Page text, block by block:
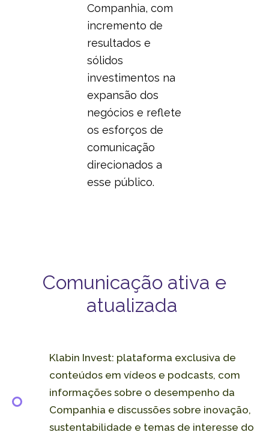
Companhia, com
incremento de
resultados e
sólidos
investimentos na
expansão dos
negócios e reflete
os esforços de
comunicação
direcionados a
esse público.
Comunicação ativa e
atualizada
Klabin Invest: plataforma exclusiva de
conteúdos em vídeos e podcasts, com
informações sobre o desempenho da
Companhia e discussões sobre inovação,
sustentabilidade e temas de interesse do